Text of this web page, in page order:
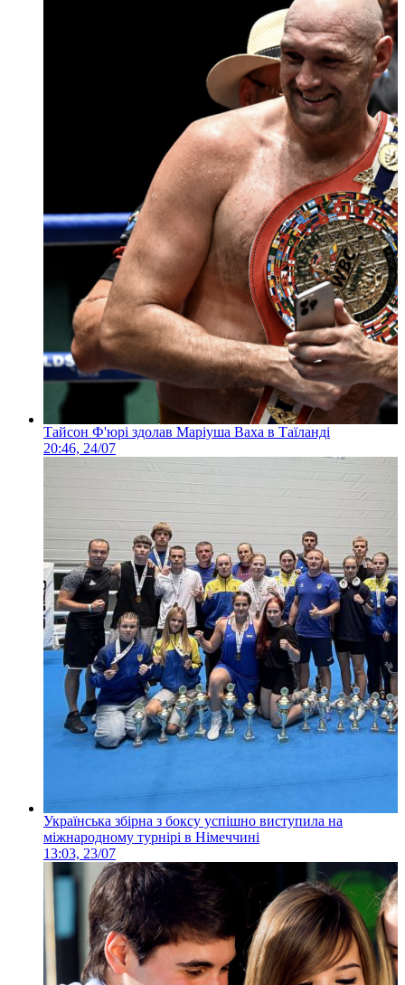
Тайсон Ф'юрі здолав Маріуша Ваха в Таїланді
20:46, 24/07
Українська збірна з боксу успішно виступила на
міжнародному турнірі в Німеччині
13:03, 23/07